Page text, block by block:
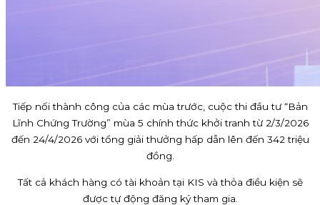
Tiếp nối thành công của các mùa trước, cuộc thi đầu tư “Bản
Lĩnh Chứng Trường” mùa 5 chính thức khởi tranh từ 2/3/2026
đến 24/4/2026 với tổng giải thưởng hấp dẫn lên đến 342 triệu
đồng.
Tất cả khách hàng có tài khoản tại KIS và thỏa điều kiện sẽ
được tự động đăng ký tham gia.